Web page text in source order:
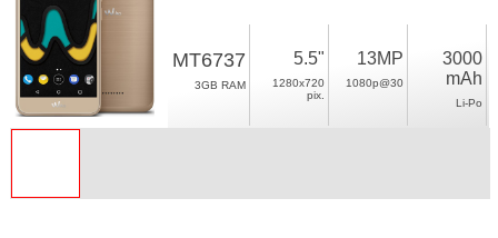
MT6737
3GB RAM
5.5"
1280x720
pix.
13MP
1080p@30
3000
mAh
Li-Po